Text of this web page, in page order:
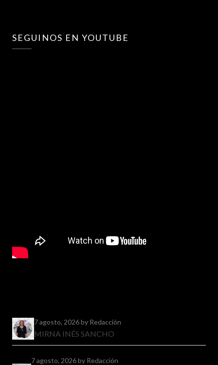
SEGUINOS EN YOUTUBE
7 agosto, 2026by Redacción
MIRNA INÉS SANCHO
7 agosto, 2026by Redacción